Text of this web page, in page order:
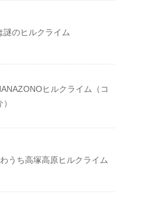
謎のヒルクライム
ヒルクライム（コ
うち高塚高原ヒルクライム